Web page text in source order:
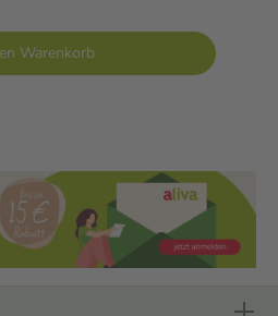
Warenkorb